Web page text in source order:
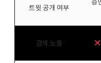
트윗 공개 여부
검색 노출